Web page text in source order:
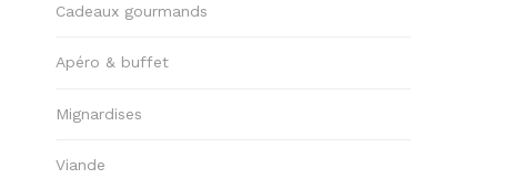
Cadeaux gourmands
Apéro & buffet
Mignardises
Viande